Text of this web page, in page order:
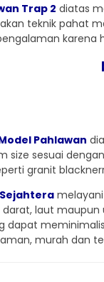
Trap 2 diatas
teknik pahat
karena
Pahlawan
size sesuai
granit
darat, laut
dapat
murah dan